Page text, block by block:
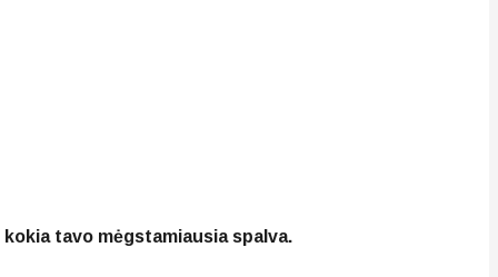
tavo mėgstamiausia spalva.